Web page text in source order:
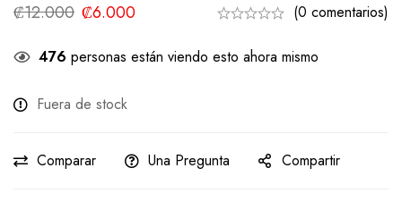
₡12.000 ₡6.000 (0 comentarios)
476 personas están viendo esto ahora mismo
Fuera de stock
Comparar Una Pregunta Compartir